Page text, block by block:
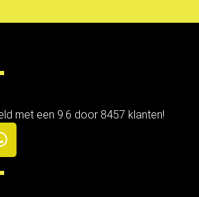
met een 9.6 door 8457 klanten!